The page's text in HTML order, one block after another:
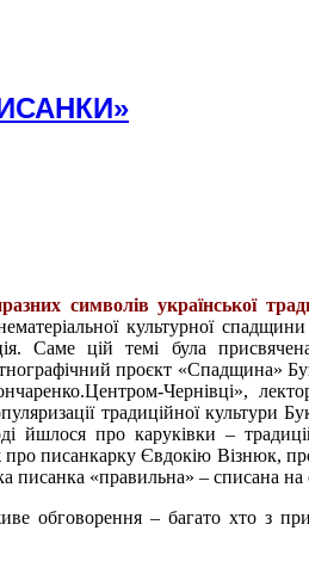
символів української
культурної
Саме цій темі була
проєкт «Спадщина»
Чернівці»,
традиційної культури
йшлося про каруківки –
писанкарку Євдокію Візнюк,
писанка «правильна» – списана
обговорення – багато хто з